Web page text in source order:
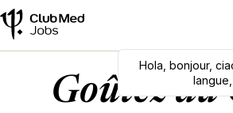
Hola bonjour,
Goûtez au